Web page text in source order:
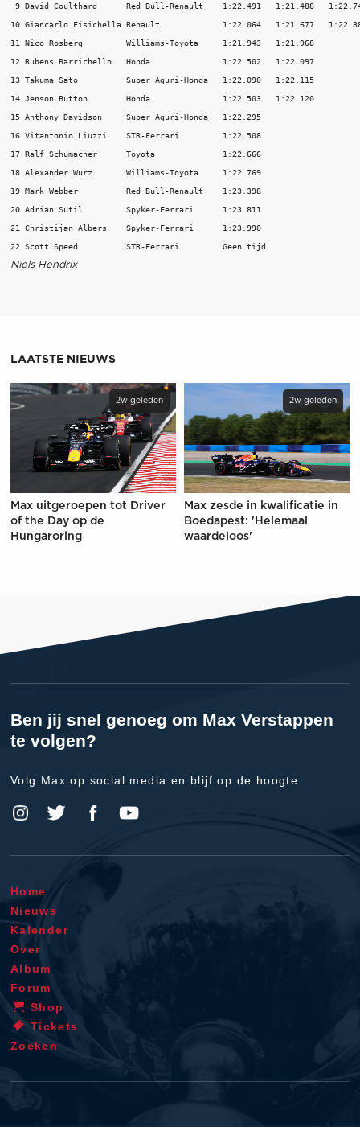
9 David Coulthard      Red Bull-Renault    1:22.491   1:21.488
10 Giancarlo Fisichella Renault             1:22.064   1:21.677
11 Nico Rosberg         Williams-Toyota     1:21.943   1:21.968
12 Rubens Barrichello   Honda               1:22.502   1:22.097
13 Takuma Sato          Super Aguri-Honda   1:22.090   1:22.115
14 Jenson Button        Honda               1:22.503   1:22.120
15 Anthony Davidson     Super Aguri-Honda   1:22.295
16 Vitantonio Liuzzi    STR-Ferrari         1:22.508
17 Ralf Schumacher      Toyota              1:22.666
18 Alexander Wurz       Williams-Toyota     1:22.769
19 Mark Webber          Red Bull-Renault    1:23.398
20 Adrian Sutil         Spyker-Ferrari      1:23.811
21 Christijan Albers    Spyker-Ferrari      1:23.990
Niels Hendrix
LAATSTE NIEUWS
2w geleden
Max uitgeroepen tot Driver
of the Day op de
Hungaroring
2w geleden
Max zesde in kwalificatie in
Boedapest: 'Helemaal
waardeloos'
Ben jij snel genoeg om Max Verstappen
te volgen?
Volg Max op social media en blijf op de hoogte.
Home
Nieuws
Kalender
Over
Album
Forum
Shop
Tickets
Zoeken